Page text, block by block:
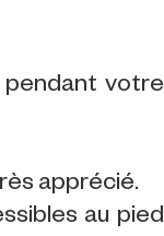
pendant votre
apprécié.
au pied